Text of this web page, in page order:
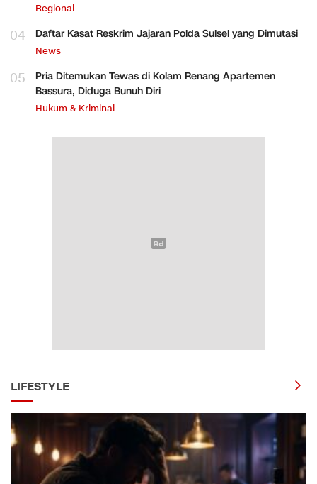
Regional
04 Daftar Kasat Reskrim Jajaran Polda Sulsel yang Dimutasi
News
05
Pria Ditemukan Tewas di Kolam Renang Apartemen
Bassura, Diduga Bunuh Diri
Hukum & Kriminal
LIFESTYLE